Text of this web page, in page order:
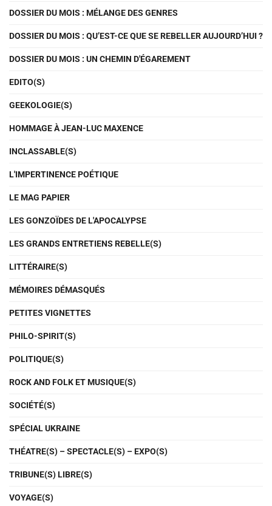
DOSSIER DU MOIS : MÉLANGE DES GENRES
DOSSIER DU MOIS : QU’EST-CE QUE SE REBELLER AUJOURD’HUI ?
DOSSIER DU MOIS : UN CHEMIN D'ÉGAREMENT
EDITO(S)
GEEKOLOGIE(S)
HOMMAGE À JEAN-LUC MAXENCE
INCLASSABLE(S)
L'IMPERTINENCE POÉTIQUE
LE MAG PAPIER
LES GONZOÏDES DE L'APOCALYPSE
LES GRANDS ENTRETIENS REBELLE(S)
LITTÉRAIRE(S)
MÉMOIRES DÉMASQUÉS
PETITES VIGNETTES
PHILO-SPIRIT(S)
POLITIQUE(S)
ROCK AND FOLK ET MUSIQUE(S)
SOCIÉTÉ(S)
SPÉCIAL UKRAINE
THÉATRE(S) – SPECTACLE(S) – EXPO(S)
TRIBUNE(S) LIBRE(S)
VOYAGE(S)